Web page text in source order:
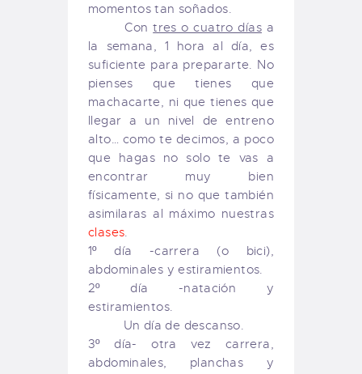
momentos tan soñados.
Contres o cuatro díasa
la semana, 1 hora al día, es
suficiente para prepararte. No
pienses que tienes que
machacarte, ni que tienes que
llegar a un nivel de entreno
alto… como te decimos, a poco
que hagas no solo te vas a
encontrar muy bien
físicamente, si no que también
asimilaras al máximo nuestras
clases
1º día -carrera (o bici),
abdominales y estiramientos.
2º día -natación y
estiramientos.
Un día de descanso.
3º día- otra vez carrera,
abdominales, planchas y